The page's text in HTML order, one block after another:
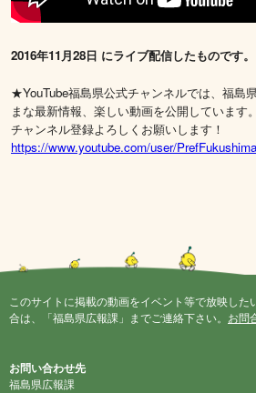
2016年11月28日 にライブ配信したものです。
★YouTube福島県公式チャンネルでは、福島
まな最新情報、楽しい動画を公開しています。
チャンネル登録よろしくお願いします！
https://www.youtube.com/user/PrefFukushima
このサイトに掲載の動画をイベント等で放映した
合は、「福島県広報課」までご連絡下さい。 お問
お問い合わせ先
福島県広報課